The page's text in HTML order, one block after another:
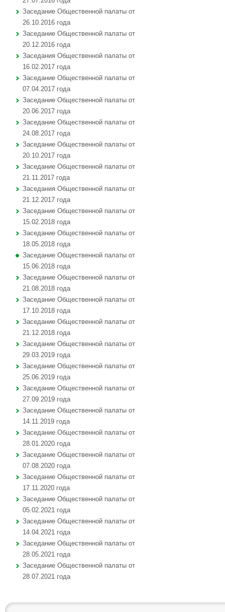
Заседание Общественной палаты от
26.10.2016 года
Заседание Общественной палаты от
20.12.2016 года
Заседания Общественной палаты от
16.02.2017 года
Заседание Общественной палаты от
07.04.2017 года
Заседание Общественной палаты от
20.06.2017 года
Заседание Общественной палаты от
24.08.2017 года
Заседание Общественной палаты от
20.10.2017 года
Заседание Общественной палаты от
21.11.2017 года
Заседания Общественной палаты от
21.12.2017 года
Заседание Общественной палаты от
15.02.2018 года
Заседание Общественной палаты от
18.05.2018 года
Заседание Общественной палаты от
15.06.2018 года
Заседание Общественной палаты от
21.08.2018 года
Заседание Общественной палаты от
17.10.2018 года
Заседание Общественной палаты от
21.12.2018 года
Заседание Общественной палаты от
29.03.2019 года
Заседание Общественной палаты от
25.06.2019 года
Заседание Общественной палаты от
27.09.2019 года
Заседание Общественной палаты от
14.11.2019 года
Заседание Общественной палаты от
28.01.2020 года
Заседание Общественной палаты от
07.08.2020 года
Заседание Общественной палаты от
17.11.2020 года
Заседание Общественной палаты от
05.02.2021 года
Заседание Общественной палаты от
14.04.2021 года
Заседание Общественной палаты от
28.05.2021 года
Заседание Общественной палаты от
28.07.2021 года